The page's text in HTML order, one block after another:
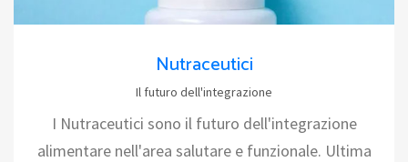
Nutraceutici
Il futuro dell'integrazione
I Nutraceutici sono il futuro dell'integrazione
alimentare nell'area salutare e funzionale. Ultima